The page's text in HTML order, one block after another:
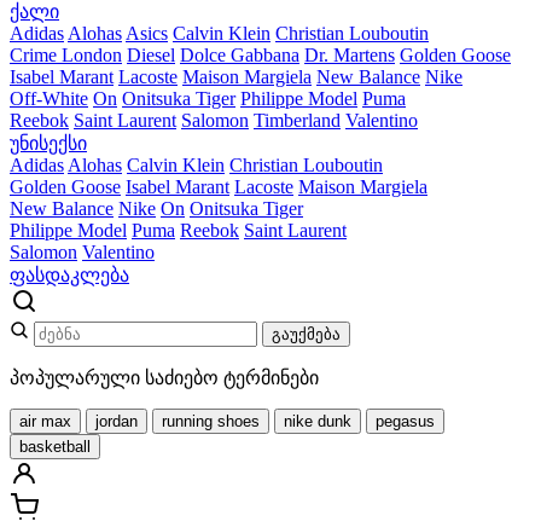
ქალი
Adidas Alohas Asics Calvin Klein Christian Louboutin
Crime London Diesel Dolce Gabbana Dr. Martens Golden Goose
Isabel Marant Lacoste Maison Margiela New Balance Nike
Off-White On Onitsuka Tiger Philippe Model Puma
Reebok Saint Laurent Salomon Timberland Valentino
უნისექსი
Adidas Alohas Calvin Klein Christian Louboutin
Golden Goose Isabel Marant Lacoste Maison Margiela
New Balance Nike On Onitsuka Tiger
Philippe Model Puma Reebok Saint Laurent
Salomon Valentino
ფასდაკლება
გაუქმება
პოპულარული საძიებო ტერმინები
air max jordan running shoes nike dunk
pegasus
basketball